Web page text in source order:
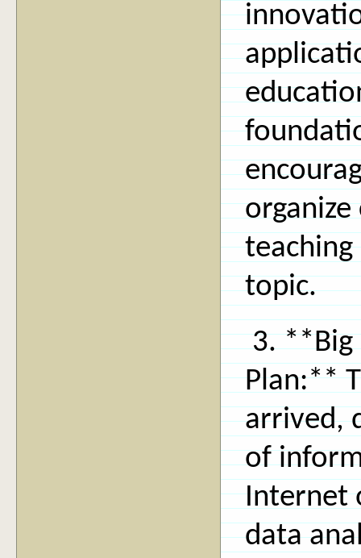
topic.
3. **Big
Plan:**
arrived,
of
Internet
data